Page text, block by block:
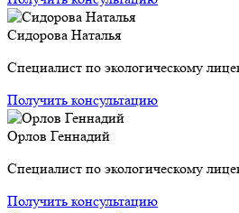
Сидорова Наталья
Специалист по экологическому
Получить консультацию
Орлов Геннадий
Специалист по экологическому
Получить консультацию